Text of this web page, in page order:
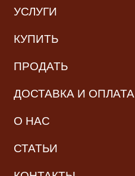
УСЛУГИ
КУПИТЬ
ПРОДАТЬ
ДОСТАВКА И ОПЛАТА
О НАС
СТАТЬИ